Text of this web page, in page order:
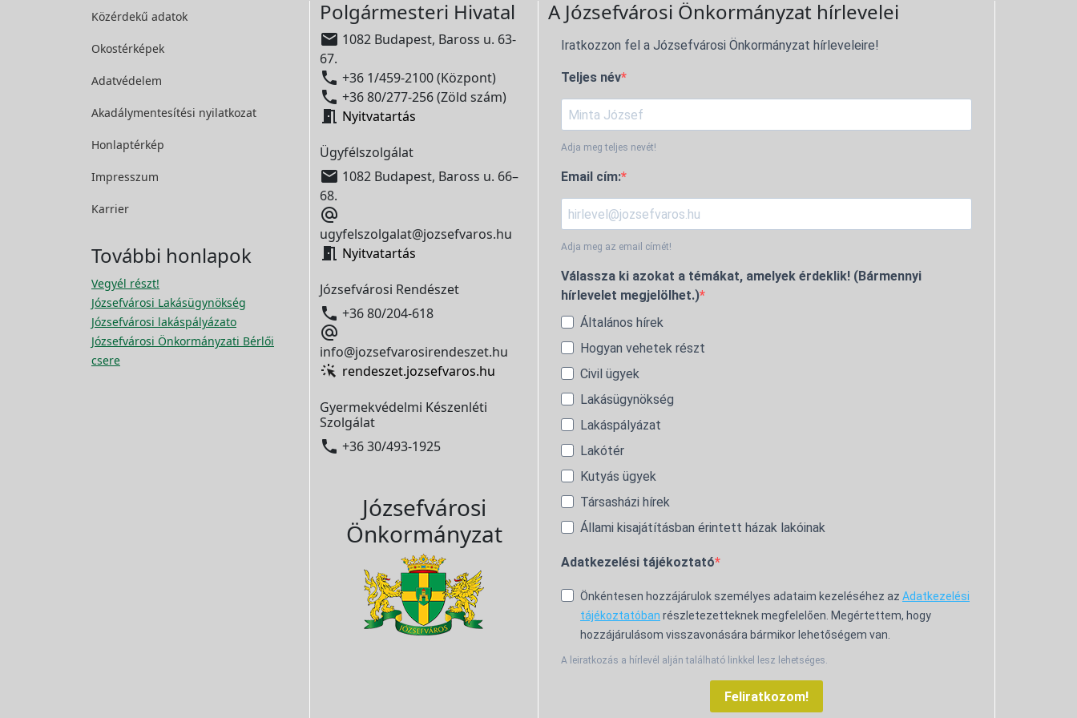
Közérdekű adatok
Okostérképek
Adatvédelem
Akadálymentesítési nyilatkozat
Honlaptérkép
Impresszum
Karrier
További honlapok
Vegyél részt!
Józsefvárosi Lakásügynökség
Józsefvárosi lakáspályázato
Józsefvárosi Önkormányzati Bérlői
csere
Polgármesteri Hivatal
 1082 Budapest, Baross u. 63-
67.
 +36 1/459-2100 (Központ)
 +36 80/277-256 (Zöld szám)
 Nyitvatartás
Ügyfélszolgálat
 1082 Budapest, Baross u. 66–
68.

ugyfelszolgalat@jozsefvaros.hu
 Nyitvatartás
Józsefvárosi Rendészet
 +36 80/204-618

info@jozsefvarosirendeszet.hu
rendeszet.jozsefvaros.hu
Gyermekvédelmi Készenléti
Szolgálat
 +36 30/493-1925
Józsefvárosi
Önkormányzat
A Józsefvárosi Önkormányzat hírlevelei
Iratkozzon fel a Józsefvárosi Önkormányzat hírleveleire!
Teljes név
Adja meg teljes nevét!
Email cím:
Adja meg az email címét!
Válassza ki azokat a témákat, amelyek érdeklik! (Bármennyi
hírlevelet megjelölhet.)
Általános hírek
Hogyan vehetek részt
Civil ügyek
Lakásügynökség
Lakáspályázat
Lakótér
Kutyás ügyek
Társasházi hírek
Állami kisajátításban érintett házak lakóinak
Adatkezelési tájékoztató
Önkéntesen hozzájárulok személyes adataim kezeléséhez az Adatkezelési
tájékoztatóban részletezetteknek megfelelően. Megértettem, hogy
hozzájárulásom visszavonására bármikor lehetőségem van.
A leiratkozás a hírlevél alján található linkkel lesz lehetséges.
Feliratkozom!